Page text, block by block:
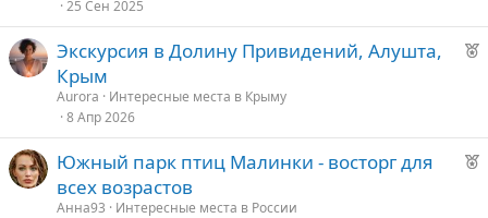
25 Сен 2025
Р
е
Экскурсия в Долину Привидений, Алушта,
Крым
Aurora
Интересные места в Крыму
8 Апр 2026
Р
Южный парк птиц Малинки - восторг для
всех возрастов
Анна93
Интересные места в России